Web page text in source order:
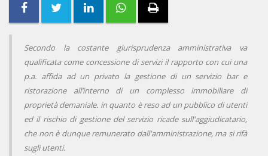
Secondo la costante giurisprudenza amministrativa va
qualificata come concessione di servizi il rapporto con cui una
p.a. affida ad un privato la gestione di un servizio bar e
ristorazione all’interno di un complesso immobiliare di
proprietà demaniale. in quanto è reso ad un pubblico di utenti
ed il rischio di gestione del servizio ricade sull'aggiudicatario,
che non è dunque remunerato dall'amministrazione, ma si rifà
sugli utenti.